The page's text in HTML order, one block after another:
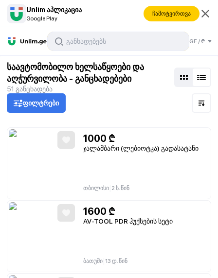
Unlim აპლიკაცია
Google Play
ჩამოტვირთვა
GE /₾
საავტომობილო ხელსაწყოები და
აღჭურვილობა - განცხადებები
51 განცხადება
ფილტრები
1000 ₾
ჯალამბარი (ლებიოტკა) გადასატანი
თბილისი 2 ს. წინ
1600 ₾
AV-TOOL PDR ჰუქსების სეტი
ბათუმი 13 დ. წინ